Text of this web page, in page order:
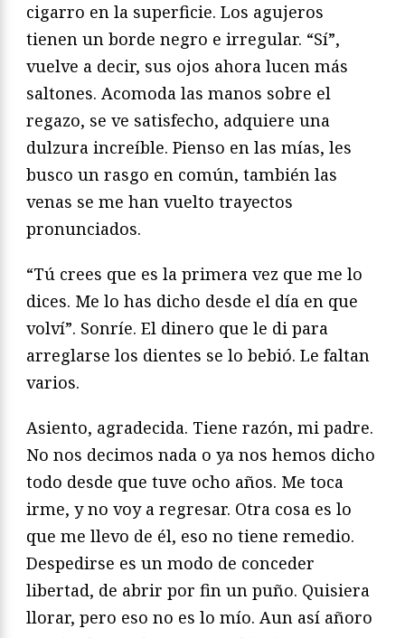
cigarro en la superficie. Los agujeros
tienen un borde negro e irregular. “Sí”,
vuelve a decir, sus ojos ahora lucen más
saltones. Acomoda las manos sobre el
regazo, se ve satisfecho, adquiere una
dulzura increíble. Pienso en las mías, les
busco un rasgo en común, también las
venas se me han vuelto trayectos
pronunciados.
“Tú crees que es la primera vez que me lo
dices. Me lo has dicho desde el día en que
volví”. Sonríe. El dinero que le di para
arreglarse los dientes se lo bebió. Le faltan
varios.
Asiento, agradecida. Tiene razón, mi padre.
No nos decimos nada o ya nos hemos dicho
todo desde que tuve ocho años. Me toca
irme, y no voy a regresar. Otra cosa es lo
que me llevo de él, eso no tiene remedio.
Despedirse es un modo de conceder
libertad, de abrir por fin un puño. Quisiera
llorar, pero eso no es lo mío. Aun así añoro